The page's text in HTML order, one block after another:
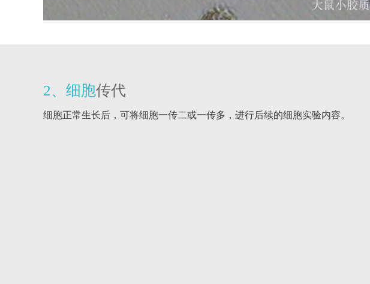
2、细胞传代
细胞正常生长后，可将细胞一传二或一传多，进行后续的细胞实验内容。